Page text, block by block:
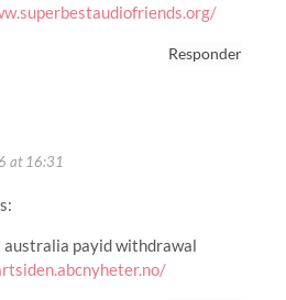
Responder
at 16:31
australia payid withdrawal